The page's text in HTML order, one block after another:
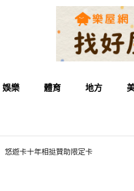
娛樂 體育 地方
遊卡十年相挺贊助限定卡